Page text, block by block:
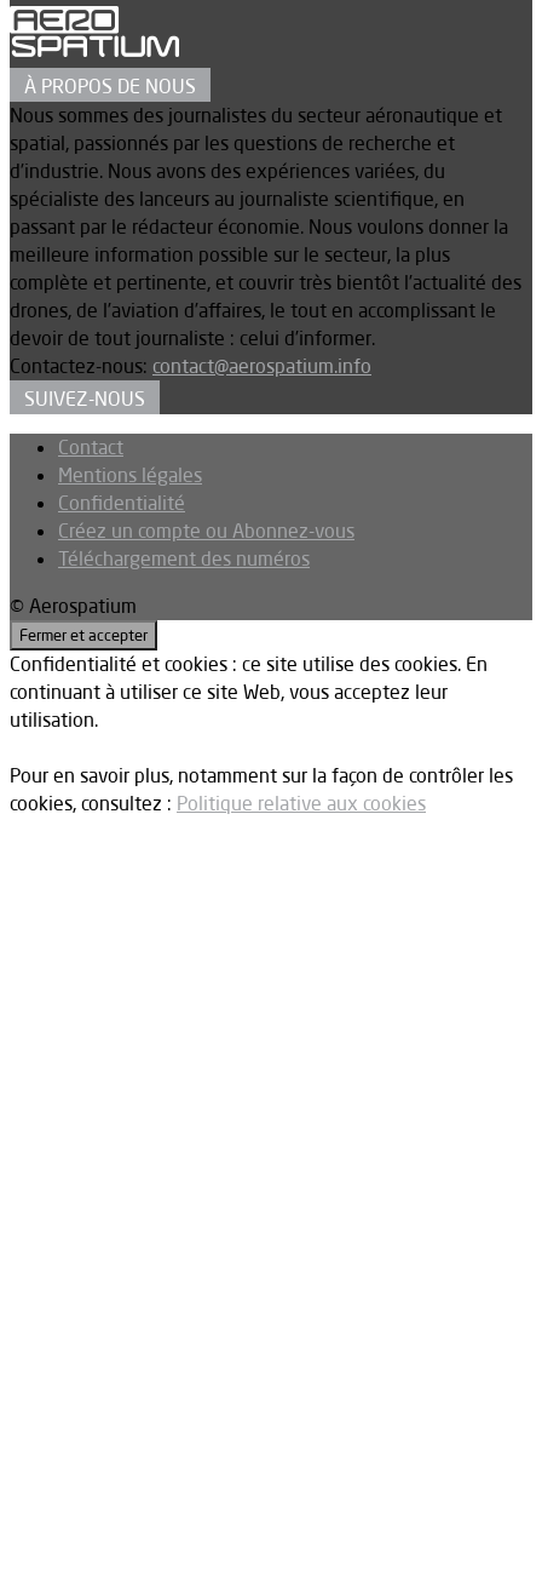
À PROPOS DE NOUS
Nous sommes des journalistes du secteur aéronautique et
spatial, passionnés par les questions de recherche et
d’industrie. Nous avons des expériences variées, du
spécialiste des lanceurs au journaliste scientifique, en
passant par le rédacteur économie. Nous voulons donner la
meilleure information possible sur le secteur, la plus
complète et pertinente, et couvrir très bientôt l’actualité des
drones, de l’aviation d’affaires, le tout en accomplissant le
devoir de tout journaliste : celui d’informer.
Contactez-nous: contact@aerospatium.info
SUIVEZ-NOUS
Contact
Mentions légales
Confidentialité
Créez un compte ou Abonnez-vous
Téléchargement des numéros
© Aerospatium
Confidentialité et cookies : ce site utilise des cookies. En
continuant à utiliser ce site Web, vous acceptez leur
utilisation.
Pour en savoir plus, notamment sur la façon de contrôler les
cookies, consultez : Politique relative aux cookies